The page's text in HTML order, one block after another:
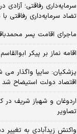
سرمایه‌داری رفاقتی؛ آزادی
تضاد سرمایه‌داری رفاقتی با
ماجرای اقامت پسر
اقامه نماز بر پیکر
پزشکیان: سایپا واگذار می
اقتصاد دولت استیضاح شد
اردوغان و شهباز شریف در
تصاویر
واکنش زیدآبادی به